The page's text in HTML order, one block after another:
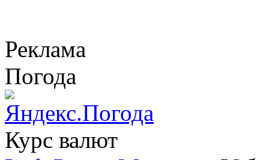
Реклама
Погода
Курс валют